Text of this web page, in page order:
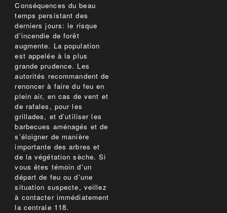
Conséquences du beau
temps persistant des
derniers jours: le risque
d'incendie de forêt
augmente. La population
est appelée à la plus
grande prudence. Les
autorités recommandent de
renoncer à faire du feu en
plein air, en cas de vent et
de rafales, pour les
grillades, et d’utiliser les
barbecues aménagés et de
s’éloigner de manière
importante des arbres et
de la végétation sèche. Si
vous êtes témoin d'un
départ de feu ou d'une
situation suspecte, veillez
à contacter immédiatement
la centrale 118.